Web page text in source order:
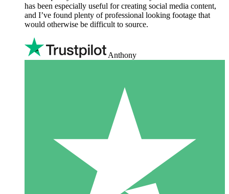
has been especially useful for creating social media content,
and I’ve found plenty of professional looking footage that
would otherwise be difficult to source.
Anthony